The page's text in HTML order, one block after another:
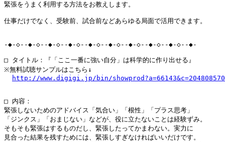
緊張をうまく利用する方法をお教えします。
仕事だけでなく、受験前、試合前などあらゆる局面で活用できます。
-◆-◇--◆-◇--◆-◇--◆-◇--◆-◇--◆-◇--◆-◇--◆-◇--◆-◇--◆-
□ タイトル：『「ここ一番に強い自分」は科学的に作り出せる』
※無料試聴サンプルはこちら↓
http://www.digigi.jp/bin/
□ 内容：
緊張しないためのアドバイス「気合い」「根性」「プラス思考」
「ジンクス」「おまじない」などが、役に立たないことは経験ずみ。
そもそも緊張はするものだし、緊張したってかまわない。実力に
見合った結果を残すためには、緊張しすぎなければいいだけです。